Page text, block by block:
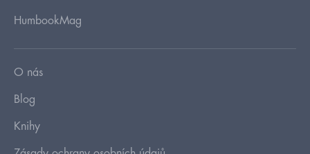
HumbookMag
O nás
Blog
Knihy